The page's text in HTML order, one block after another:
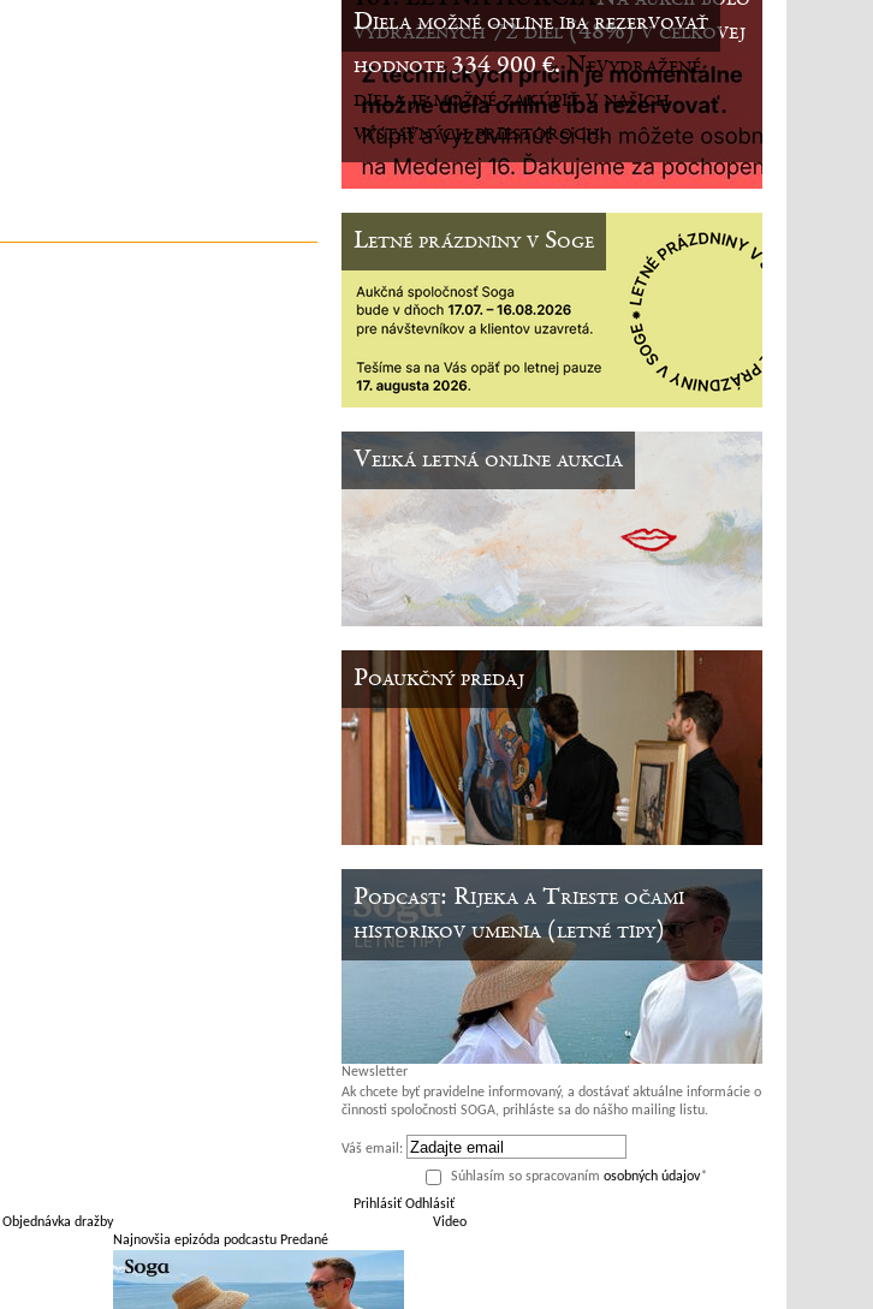
vydražených 72 diel (48%) v celkovej
hodnote 334 900 €.Nevydražené
diela je možné zakúpiť v našich
výstavných priestoroch.
Diela možné online iba rezervovať
Letné prázdniny v Soge
Veľká letná online aukcia
Poaukčný predaj
Podcast: Rijeka a Trieste očami
historikov umenia (letné tipy)
Newsletter
Ak chcete byť pravidelne informovaný, a dostávať aktuálne informácie o
činnosti spoločnosti SOGA, prihláste sa do nášho mailing listu.
Váš email:
Súhlasím so spracovaním osobných údajov*
Prihlásiť Odhlásiť
Objednávka dražby Video
Najnovšia epizóda podcastu Predané